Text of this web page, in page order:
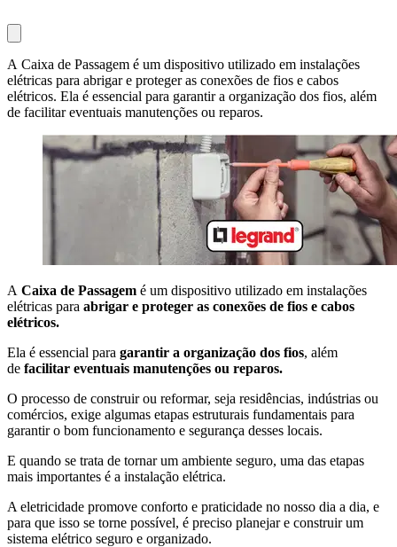
A Caixa de Passagem é um dispositivo utilizado em instalações
elétricas para abrigar e proteger as conexões de fios e cabos
elétricos. Ela é essencial para garantir a organização dos fios, além
de facilitar eventuais manutenções ou reparos.
A Caixa de Passagem é um dispositivo utilizado em instalações
elétricas para abrigar e proteger as conexões de fios e cabos
elétricos.
Ela é essencial para garantir a organização dos fios, além
de facilitar eventuais manutenções ou reparos.
O processo de construir ou reformar, seja residências, indústrias ou
comércios, exige algumas etapas estruturais fundamentais para
garantir o bom funcionamento e segurança desses locais.
E quando se trata de tornar um ambiente seguro, uma das etapas
mais importantes é a instalação elétrica.
A eletricidade promove conforto e praticidade no nosso dia a dia, e
para que isso se torne possível, é preciso planejar e construir um
sistema elétrico seguro e organizado.